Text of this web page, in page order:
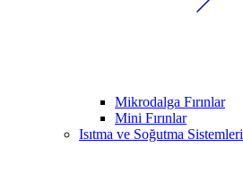
Mikrodalga Fırınlar
Mini Fırınlar
Isıtma ve Soğutma Sistemleri